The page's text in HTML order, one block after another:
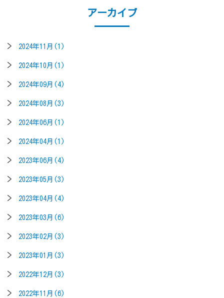
アーカイブ
2024年11月(1)
2024年10月(1)
2024年09月(4)
2024年08月(3)
2024年06月(1)
2024年04月(1)
2023年06月(4)
2023年05月(3)
2023年04月(4)
2023年03月(6)
2023年02月(3)
2023年01月(3)
2022年12月(3)
2022年11月(6)